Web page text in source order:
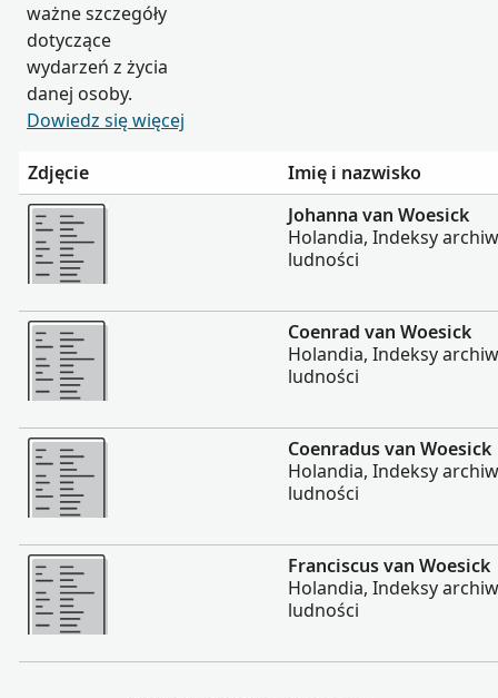
ważne szczegóły
dotyczące
wydarzeń z życia
danej osoby.
Dowiedz się więcej
Zdjęcie
Imię i nazwisko
Więcej
Johanna van Woesick
Holandia, Indeksy
ludności
Więcej
Coenrad van Woesick
Holandia, Indeksy
ludności
Więcej
Coenradus van Woesick
Holandia, Indeksy
ludności
Więcej
Franciscus van Woesick
Holandia, Indeksy
ludności